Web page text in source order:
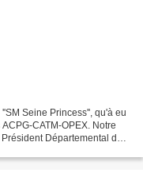
Seine Princess'', qu'à eu
CATM-OPEX. Notre
Départemental de